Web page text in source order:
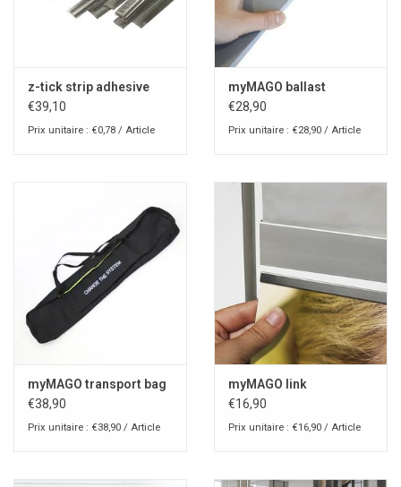
z-tick strip adhesive
€39,10
Prix unitaire : €0,78 / Article
myMAGO ballast
€28,90
Prix unitaire : €28,90 / Article
myMAGO transport bag
€38,90
Prix unitaire : €38,90 / Article
myMAGO link
€16,90
Prix unitaire : €16,90 / Article